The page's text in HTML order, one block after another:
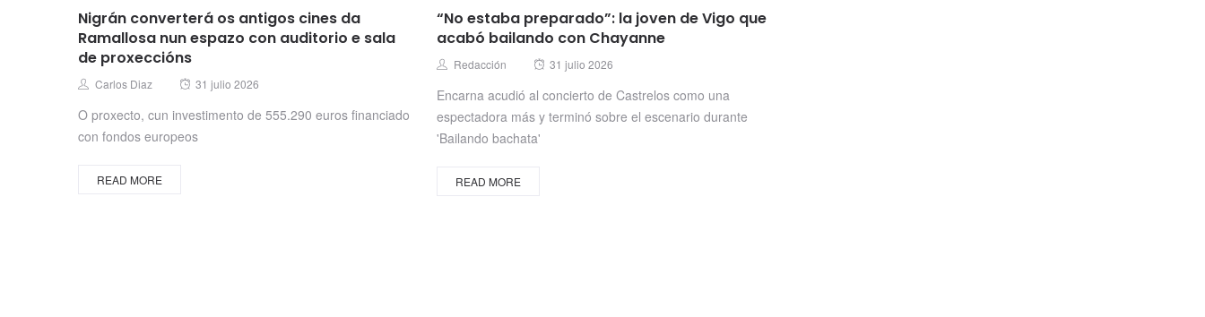
Nigrán converterá os antigos cines da
Ramallosa nun espazo con auditorio e sala
de proxeccións
Author
Carlos Diaz
Posted
31 julio 2026
O proxecto, cun investimento de 555.290 euros financiado
con fondos europeos
READ MORE
“No estaba preparado”: la joven de Vigo que
acabó bailando con Chayanne
Author
Redacción
Posted
31 julio 2026
Encarna acudió al concierto de Castrelos como una
espectadora más y terminó sobre el escenario durante
'Bailando bachata'
READ MORE